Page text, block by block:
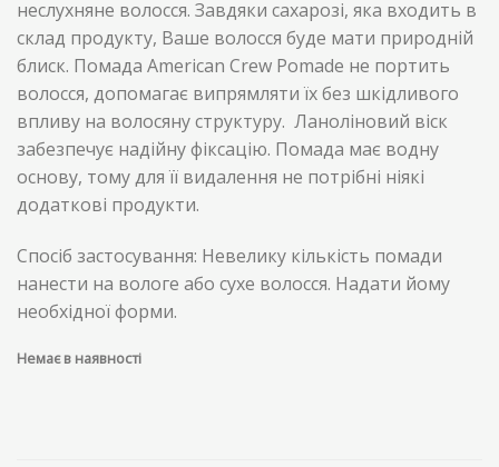
неслухняне волосся. Завдяки сахарозі, яка входить в
склад продукту, Ваше волосся буде мати природній
блиск. Помада American Crew Pomade не портить
волосся, допомагає випрямляти їх без шкідливого
впливу на волосяну структуру. Ланоліновий віск
забезпечує надійну фіксацію. Помада має водну
основу, тому для її видалення не потрібні ніякі
додаткові продукти.
Спосіб застосування: Невелику кількість помади
нанести на вологе або сухе волосся. Надати йому
необхідної форми.
Немає в наявності